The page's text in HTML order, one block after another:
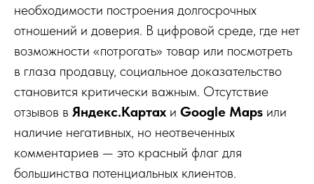
необходимости построения долгосрочных
отношений и доверия. В цифровой среде, где нет
возможности «потрогать» товар или посмотреть
в глаза продавцу, социальное доказательство
становится критически важным. Отсутствие
отзывов в Яндекс.Картах и Google Maps или
наличие негативных, но неотвеченных
комментариев — это красный флаг для
большинства потенциальных клиентов.